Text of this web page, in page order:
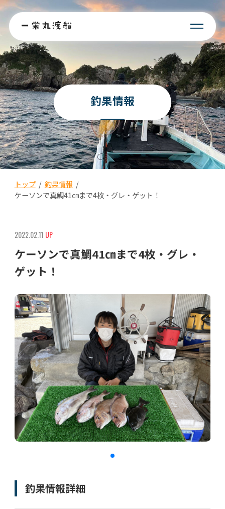
釣果情報
トップ/ 釣果情報 /
ケーソンで真鯛41㎝まで4枚・グレ・ゲット！
2022.02.11 UP
ケーソンで真鯛41㎝まで4枚・グレ・
ゲット！
釣果情報詳細